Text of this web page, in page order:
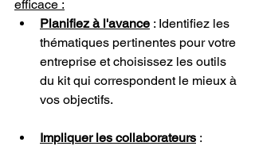
efficace :
Planifiez à l'avance : Identifiez les
thématiques pertinentes pour votre
entreprise et choisissez les outils
du kit qui correspondent le mieux à
vos objectifs.
Impliquer les collaborateurs :